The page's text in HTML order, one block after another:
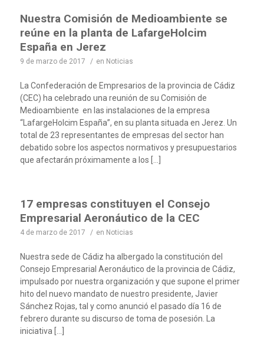
Nuestra Comisión de Medioambiente se
reúne en la planta de LafargeHolcim
España en Jerez
9 de marzo de 2017 / en Noticias
La Confederación de Empresarios de la provincia de Cádiz
(CEC) ha celebrado una reunión de su Comisión de
Medioambiente en las instalaciones de la empresa
“LafargeHolcim España”, en su planta situada en Jerez. Un
total de 23 representantes de empresas del sector han
debatido sobre los aspectos normativos y presupuestarios
que afectarán próximamente a los […]
17 empresas constituyen el Consejo
Empresarial Aeronáutico de la CEC
4 de marzo de 2017 / en Noticias
Nuestra sede de Cádiz ha albergado la constitución del
Consejo Empresarial Aeronáutico de la provincia de Cádiz,
impulsado por nuestra organización y que supone el primer
hito del nuevo mandato de nuestro presidente, Javier
Sánchez Rojas, tal y como anunció el pasado día 16 de
febrero durante su discurso de toma de posesión. La
iniciativa […]